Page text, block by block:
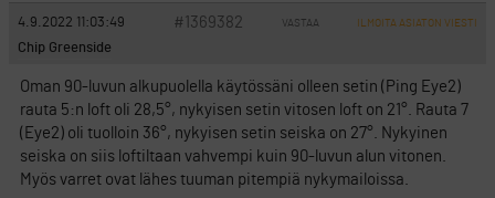
4.9.2022 11:03:49 #1369382 VASTAA ILMOITA ASIATON VIESTI
Chip Greenside
Oman 90-luvun alkupuolella käytössäni olleen setin (Ping Eye2)
rauta 5:n loft oli 28,5°, nykyisen setin vitosen loft on 21°. Rauta 7
(Eye2) oli tuolloin 36°, nykyisen setin seiska on 27°. Nykyinen
seiska on siis loftiltaan vahvempi kuin 90-luvun alun vitonen.
Myös varret ovat lähes tuuman pitempiä nykymailoissa.